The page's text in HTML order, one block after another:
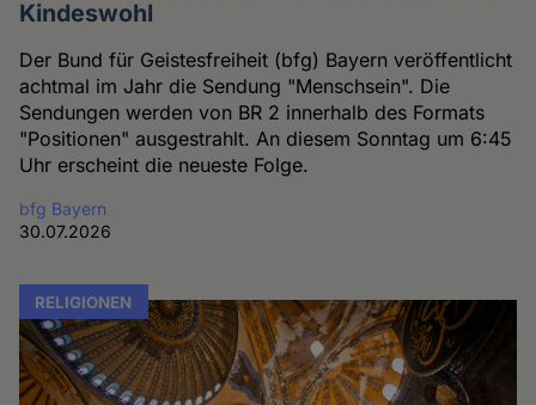
Kindeswohl
Der Bund für Geistesfreiheit (bfg) Bayern veröffentlicht
achtmal im Jahr die Sendung "Menschsein". Die
Sendungen werden von BR 2 innerhalb des Formats
"Positionen" ausgestrahlt. An diesem Sonntag um 6:45
Uhr erscheint die neueste Folge.
bfg Bayern
30.07.2026
RELIGIONEN